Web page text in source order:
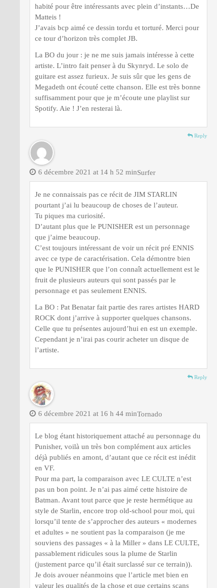
habité pour être intéressants avec plein d’instants…De
Matteis !
J’avais bcp aimé ce dessin tordu et torturé. Merci pour
ce tour d’horizon très complet JB.
La BO du jour : je ne me suis jamais intéresse à cette
artiste. L’intro fait penser à du Skynryd. Le solo de
guitare est assez furieux. Je suis sûr que les gens de
Megadeth ont écouté cette chanson. Elle est très bonne
suffisamment pour que je m’écoute une playlist sur
Spotify. Aie ! J’en resterai là.
Reply
Surfer
6 décembre 2021 at 14 h 52 min
Je ne connaissais pas ce récit de JIM STARLIN
pourtant j’ai lu beaucoup de choses de l’auteur.
Tu piques ma curiosité.
D’autant plus que le PUNISHER est un personnage
que j’aime beaucoup.
C’est toujours intéressant de voir un récit pré ENNIS
avec ce type de caractérisation. Cela démontre bien
que le PUNISHER que l’on connaît actuellement est le
fruit de plusieurs auteurs qui sont passés par le
personnage et pas seulement ENNIS.
La BO : Pat Benatar fait partie des rares artistes HARD
ROCK dont j’arrive à supporter quelques chansons.
Celle que tu présentes aujourd’hui en est un exemple.
Cependant je n’irai pas courir acheter un disque de
l’artiste.
Reply
Tornado
6 décembre 2021 at 16 h 44 min
Le blog étant historiquement attaché au personnage du
Punisher, voilà un très bon complément aux articles
déjà publiés en amont, d’autant que ce récit est inédit
en VF.
Pour ma part, la comparaison avec LE CULTE n’est
pas un bon point. Je n’ai pas aimé cette histoire de
Batman. Avant tout parce que je reste hermétique au
style de Starlin, encore trop old-school pour moi, qui
lorsqu’il tente de s’approcher des auteurs « modernes
et adultes » ne soutient pas la comparaison (je me
souviens des passages « à la Miller » dans LE CULTE,
passablement ridicules sous la plume de Starlin
(justement parce qu’il était surclassé sur ce terrain)).
Je dois avouer néanmoins que l’article met bien en
valeur les qualités de la chose et que certains scans